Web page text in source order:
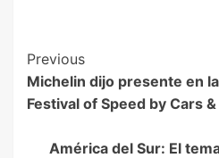
Previous
Michelin dijo presente en
Festival of Speed by Cars
América del Sur: El